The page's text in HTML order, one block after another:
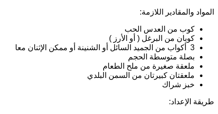
والمقادير اللازمة:
كوب من العدس الحب
كوبان من البرغل ( أو الأرز )
بصلة متوسطة الحجم
ملعقة صغيرة من ملح الطعام
ملعقتان كبيرتان من السمن البلدي
خبز شراك
الإعداد: